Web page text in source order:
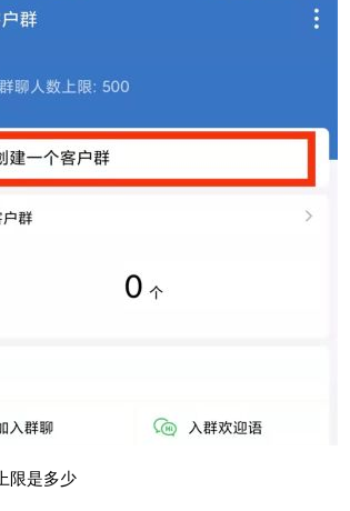
限是多少